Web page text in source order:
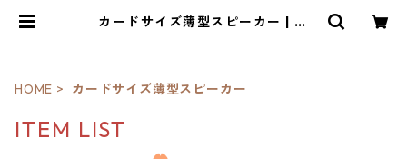
カードサイズ薄型スピーカー | ｉ
HOME カードサイズ薄型スピーカー
ITEM LIST